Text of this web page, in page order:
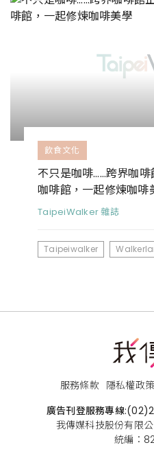
飲食文化
不只是咖啡……跨界咖
咖啡館，一起修煉咖啡
TaipeiWalker 雜誌
Taipeiwalker
服務條款 隱私權政策
廣告刊登服務專線:
我傳媒科技股份有限
統編：